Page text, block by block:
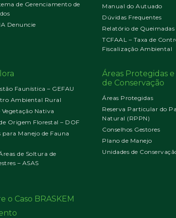
de Gerenciamento de
Denuncie
Manual do Autuado
Dúvidas Frequentes
Relatório de Queimadas
TCFAAL – Taxa de
Fiscalização Ambiental
Faunística – GEFAU
Ambiental Rural
Vegetação Nativa
Origem Florestal – DOF
Manejo de Fauna
de Soltura de
– ASAS
Áreas Protegidas
de Conservação
Áreas Protegidas
Reserva Particular do
Natural (RPPN)
Conselhos Gestores
Plano de Manejo
Unidades de
o Caso BRASKEM